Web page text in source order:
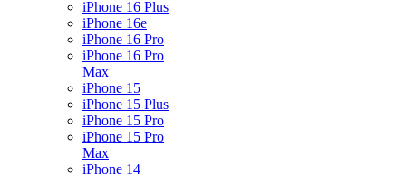
iPhone 16 Plus
iPhone 16e
iPhone 16 Pro
iPhone 16 Pro
Max
iPhone 15
iPhone 15 Plus
iPhone 15 Pro
iPhone 15 Pro
Max
iPhone 14